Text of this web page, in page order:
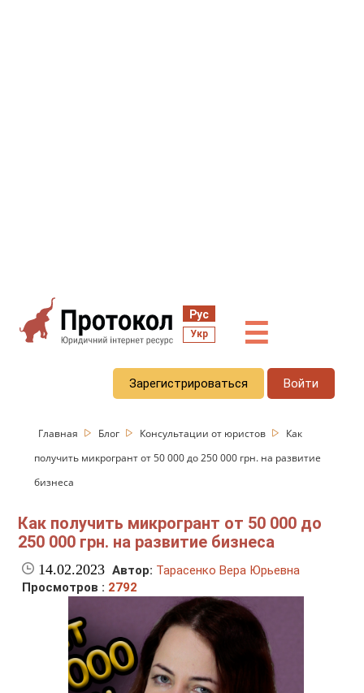
Рус
Укр ☰
Зарегистрироваться Войти
Главная Блог Консультации от юристов
Как
получить микрогрант от 50 000 до 250 000 грн. на развитие
бизнеса
Как получить микрогрант от 50 000 до
250 000 грн. на развитие бизнеса
14.02.2023 Автор: Тарасенко Вера Юрьевна
Просмотров : 2792